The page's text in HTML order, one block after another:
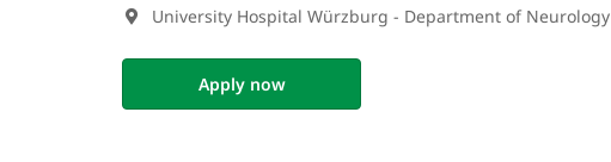
University Hospital Würzburg - Department of Neurology
Apply now